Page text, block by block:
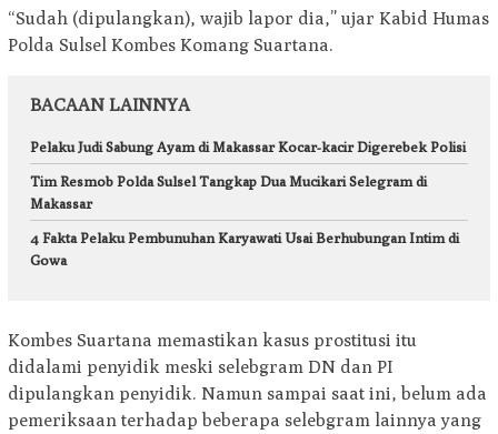
“Sudah (dipulangkan), wajib lapor dia,” ujar Kabid Humas
Polda Sulsel Kombes Komang Suartana.
BACAAN LAINNYA
Pelaku Judi Sabung Ayam di Makassar Kocar-kacir Digerebek Polisi
Tim Resmob Polda Sulsel Tangkap Dua Mucikari Selegram di
Makassar
4 Fakta Pelaku Pembunuhan Karyawati Usai Berhubungan Intim di
Gowa
Kombes Suartana memastikan kasus prostitusi itu
didalami penyidik meski selebgram DN dan PI
dipulangkan penyidik. Namun sampai saat ini, belum ada
pemeriksaan terhadap beberapa selebgram lainnya yang